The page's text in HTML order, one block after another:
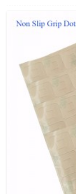
vorms volgens
word as anti-gly
drukker,
teen krap en
stroke ook
funksie in metaal-
glasindustrie en
gemaak word of
groen, oranje, ens,
Dikte is
se toepassing.